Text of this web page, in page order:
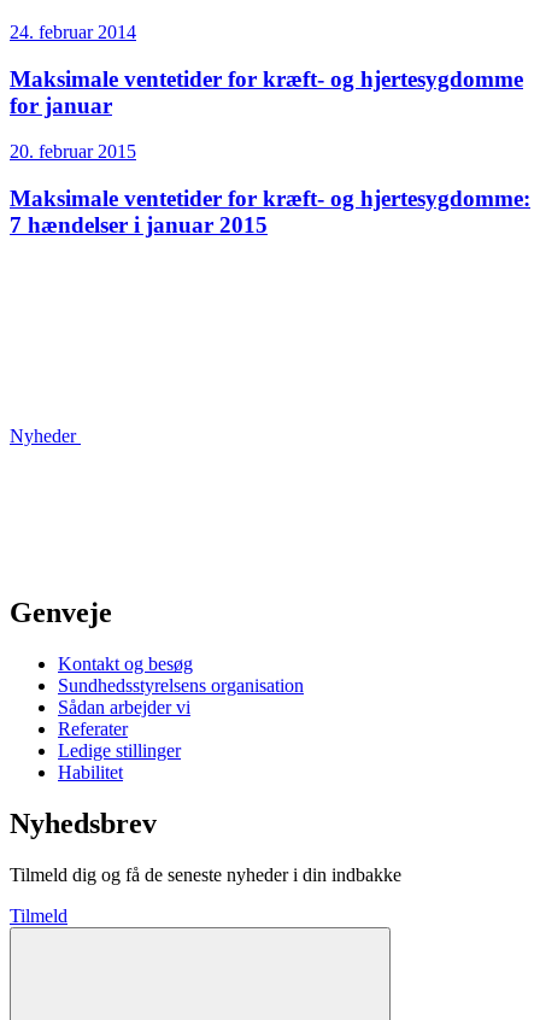
24. februar 2014
Maksimale ventetider for kræft- og hjertesygdomme
for januar
20. februar 2015
Maksimale ventetider for kræft- og hjertesygdomme:
7 hændelser i januar 2015
Nyheder
Genveje
Kontakt og besøg
Sundhedsstyrelsens organisation
Sådan arbejder vi
Referater
Ledige stillinger
Habilitet
Nyhedsbrev
Tilmeld dig og få de seneste nyheder i din indbakke
Tilmeld